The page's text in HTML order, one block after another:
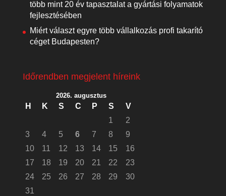
több mint 20 év tapasztalat a gyártási folyamatok
fejlesztésében
Miért választ egyre több vállalkozás profi takarító
céget Budapesten?
Időrendben megjelent híreink
2026. augusztus
H K S C P S
V
1
2
3
4 5 6 7 8
9
10
11 12 13 14 15
16
17
18 19 20 21 22
23
24
25 26 27 28 29
30
31